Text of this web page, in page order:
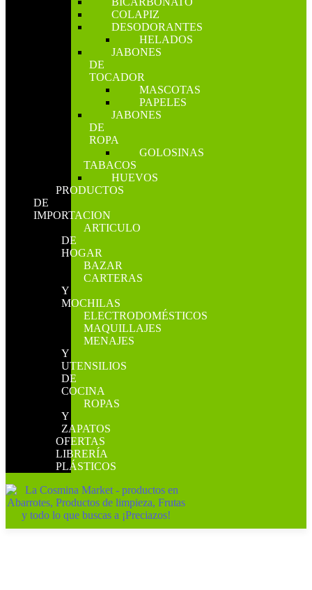
COLAPIZ
DESODORANTES
HELADOS
JABONES
DE
TOCADOR
MASCOTAS
PAPELES
JABONES
DE
ROPA
GOLOSINAS
TABACOS
HUEVOS
PRODUCTOS
DE
IMPORTACION
ARTICULO
DE
HOGAR
BAZAR
CARTERAS
Y
MOCHILAS
ELECTRODOMÉSTICOS
MAQUILLAJES
MENAJES
Y
UTENSILIOS
DE
COCINA
ROPAS
Y
ZAPATOS
OFERTAS
LIBRERÍA
PLÁSTICOS